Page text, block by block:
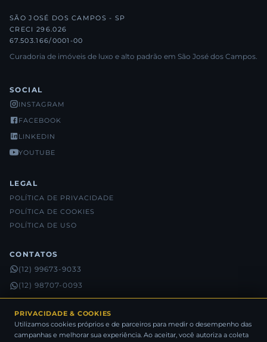
SÃO JOSÉ DOS CAMPOS - SP
CRECI 296.026
67.503.166/0001-00
Curadoria de imóveis de luxo e alto padrão em São José dos Campos.
SOCIAL
INSTAGRAM
FACEBOOK
LINKEDIN
YOUTUBE
LEGAL
POLÍTICA DE PRIVACIDADE
POLÍTICA DE COOKIES
POLÍTICA DE USO
CONTATOS
(12) 99673-9033
(12) 98707-0093
PRIVACIDADE & COOKIES
Utilizamos cookies próprios e de parceiros para medir o desempenho das
campanhas e melhorar sua experiência. Ao aceitar, você autoriza a coleta